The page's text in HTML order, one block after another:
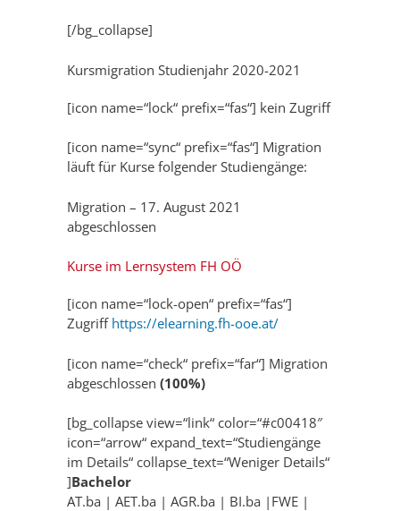
[/bg_collapse]
Kursmigration Studienjahr 2020-2021
[icon name=“lock“ prefix=“fas“] kein Zugriff
[icon name=“sync“ prefix=“fas“] Migration
läuft für Kurse folgender Studiengänge:
Migration – 17. August 2021
abgeschlossen
Kurse im Lernsystem FH OÖ
[icon name=“lock-open“ prefix=“fas“]
Zugriff https://elearning.fh-ooe.at/
[icon name=“check“ prefix=“far“] Migration
abgeschlossen (100%)
[bg_collapse view=“link“ color=“#c00418″
icon=“arrow“ expand_text=“Studiengänge
im Details“ collapse_text=“Weniger Details“
]Bachelor
AT.ba | AET.ba | AGR.ba | BI.ba |FWE |